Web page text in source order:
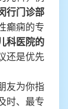
行门诊部
癫痫的专
科医院的
还是优先
友为你指
时、最专